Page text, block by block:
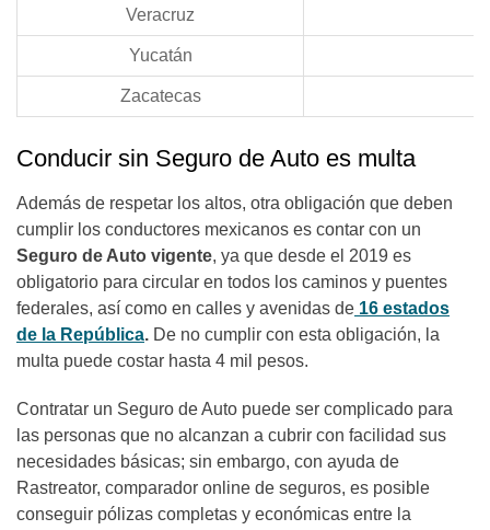
Veracruz
Yucatán
Zacatecas
Conducir sin Seguro de Auto es multa
Además de respetar los altos, otra obligación que deben
cumplir los conductores mexicanos es contar con un
Seguro de Auto vigente, ya que desde el 2019 es
obligatorio para circular en todos los caminos y puentes
federales, así como en calles y avenidas de 16 estados
de la República. De no cumplir con esta obligación, la
multa puede costar hasta 4 mil pesos.
Contratar un Seguro de Auto puede ser complicado para
las personas que no alcanzan a cubrir con facilidad sus
necesidades básicas; sin embargo, con ayuda de
Rastreator, comparador online de seguros, es posible
conseguir pólizas completas y económicas entre la